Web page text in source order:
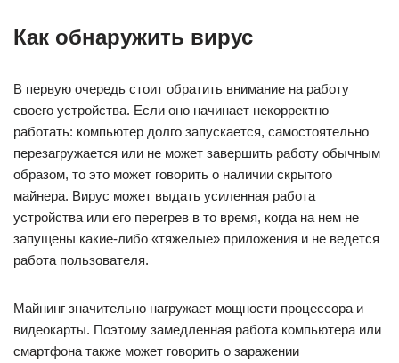
Как обнаружить вирус
В первую очередь стоит обратить внимание на работу
своего устройства. Если оно начинает некорректно
работать: компьютер долго запускается, самостоятельно
перезагружается или не может завершить работу обычным
образом, то это может говорить о наличии скрытого
майнера. Вирус может выдать усиленная работа
устройства или его перегрев в то время, когда на нем не
запущены какие-либо «тяжелые» приложения и не ведется
работа пользователя.
Майнинг значительно нагружает мощности процессора и
видеокарты. Поэтому замедленная работа компьютера или
смартфона также может говорить о заражении